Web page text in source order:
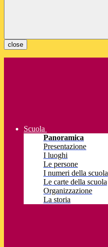
close
Scuola
Panoramica
Presentazione
I luoghi
Le persone
I numeri della scuola
Le carte della scuola
Organizzazione
La storia